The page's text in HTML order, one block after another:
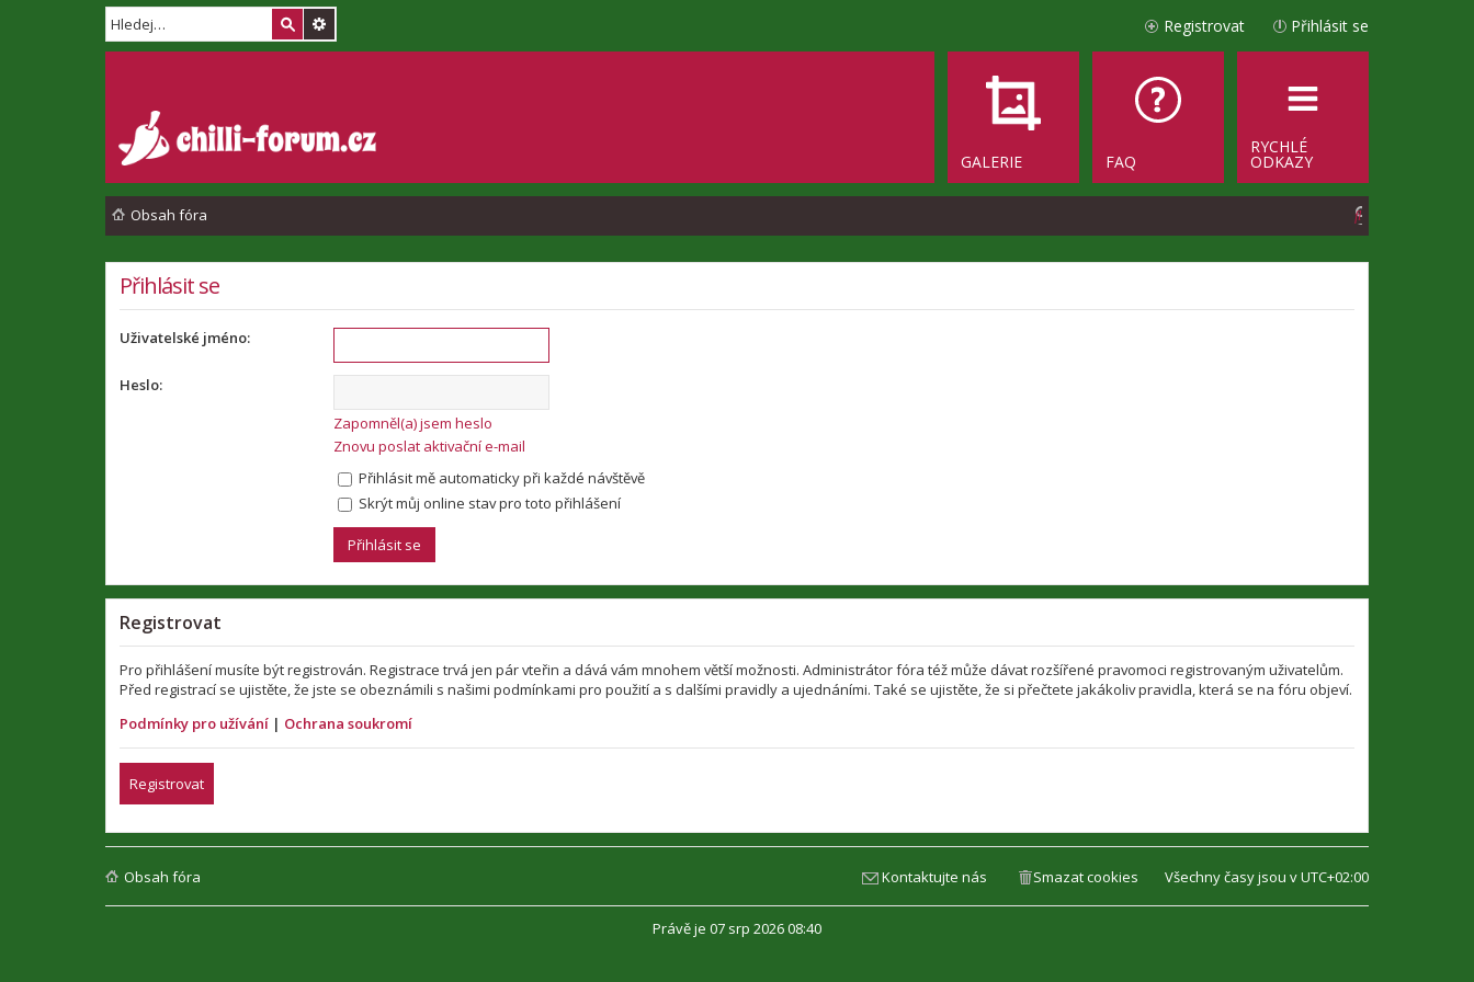
Přihlásit se
Registrovat
RYCHLÉ
ODKAZY
FAQ
GALERIE
Obsah fóra
H
Přihlásit se
Uživatelské jméno:
Heslo:
Zapomněl(a) jsem heslo
Znovu poslat aktivační e-mail
Přihlásit mě automaticky při každé návštěvě
Skrýt můj online stav pro toto přihlášení
Registrovat
Pro přihlášení musíte být registrován. Registrace trvá jen pár vteřin a dává vám mnohem větší možnosti. Administrátor fóra též může dávat rozšířené pravomoci registrovaným uživatelům.
Před registrací se ujistěte, že jste se obeznámili s našimi podmínkami pro použití a s dalšími pravidly a ujednáními. Také se ujistěte, že si přečtete jakákoliv pravidla, která se na fóru objeví.
Podmínky pro užívání | Ochrana soukromí
Registrovat
Obsah fóra Všechny časy jsou vUTC+02:00
Smazat cookies
Kontaktujte nás
Právě je 07 srp 2026 08:40